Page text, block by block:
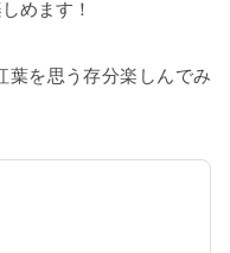
めます！
葉を思う存分楽しんでみ